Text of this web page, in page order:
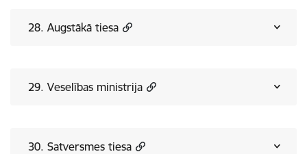
28. Augstākā tiesa
29. Veselības ministrija
30. Satversmes tiesa